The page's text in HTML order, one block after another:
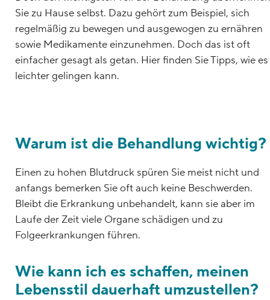
Sie zu Hause selbst. Dazu gehört zum Beispiel, sich
regelmäßig zu bewegen und ausgewogen zu ernähren
sowie Medikamente einzunehmen. Doch das ist oft
einfacher gesagt als getan. Hier finden Sie Tipps, wie es
leichter gelingen kann.
Warum ist die Behandlung wichtig?
Einen zu hohen Blutdruck spüren Sie meist nicht und
anfangs bemerken Sie oft auch keine Beschwerden.
Bleibt die Erkrankung unbehandelt, kann sie aber im
Laufe der Zeit viele Organe schädigen und zu
Folgeerkrankungen führen.
Wie kann ich es schaffen, meinen
Lebensstil dauerhaft umzustellen?